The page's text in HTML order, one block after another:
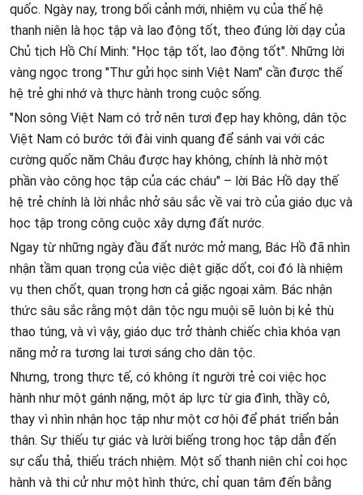
quốc. Ngày nay, trong bối cảnh mới, nhiệm vụ của thế hệ
thanh niên là học tập và lao động tốt, theo đúng lời dạy của
Chủ tịch Hồ Chí Minh: "Học tập tốt, lao động tốt". Những lời
vàng ngọc trong "Thư gửi học sinh Việt Nam" cần được thế
hệ trẻ ghi nhớ và thực hành trong cuộc sống.
"Non sông Việt Nam có trở nên tươi đẹp hay không, dân tộc
Việt Nam có bước tới đài vinh quang để sánh vai với các
cường quốc năm Châu được hay không, chính là nhờ một
phần vào công học tập của các cháu" – lời Bác Hồ dạy thế
hệ trẻ chính là lời nhắc nhở sâu sắc về vai trò của giáo dục và
học tập trong công cuộc xây dựng đất nước.
Ngay từ những ngày đầu đất nước mở mang, Bác Hồ đã nhìn
nhận tầm quan trọng của việc diệt giặc dốt, coi đó là nhiệm
vụ then chốt, quan trọng hơn cả giặc ngoại xâm. Bác nhận
thức sâu sắc rằng một dân tộc ngu muội sẽ luôn bị kẻ thù
thao túng, và vì vậy, giáo dục trở thành chiếc chìa khóa vạn
năng mở ra tương lai tươi sáng cho dân tộc.
Nhưng, trong thực tế, có không ít người trẻ coi việc học
hành như một gánh nặng, một áp lực từ gia đình, thầy cô,
thay vì nhìn nhận học tập như một cơ hội để phát triển bản
thân. Sự thiếu tự giác và lười biếng trong học tập dẫn đến
sự cẩu thả, thiếu trách nhiệm. Một số thanh niên chỉ coi học
hành và thi cử như một hình thức, chỉ quan tâm đến bằng